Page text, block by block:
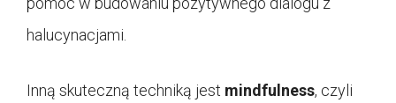
halucynacjami.
Inną skuteczną techniką jest mindfulness, czyli